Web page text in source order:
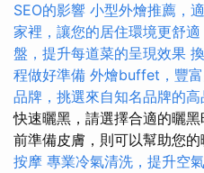
SEO的影響 小型外燴推薦，
家裡，讓您的居住環境更舒適
盤，提升每道菜的呈現效果
程做好準備 外燴buffet，豐
品牌，挑選來自知名品牌的
快速曬黑，請選擇合適的曬
前準備皮膚，則可以幫助您的
按摩 專業冷氣清洗，提升空